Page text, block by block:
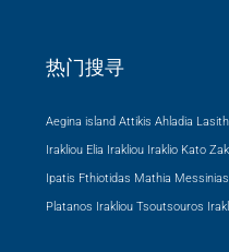
热门搜寻
Aegina island Attikis Ahladia
Irakliou Elia Irakliou Iraklio Kato
Ipatis Fthiotidas Mathia Messinias
Platanos Irakliou Tsoutsouros